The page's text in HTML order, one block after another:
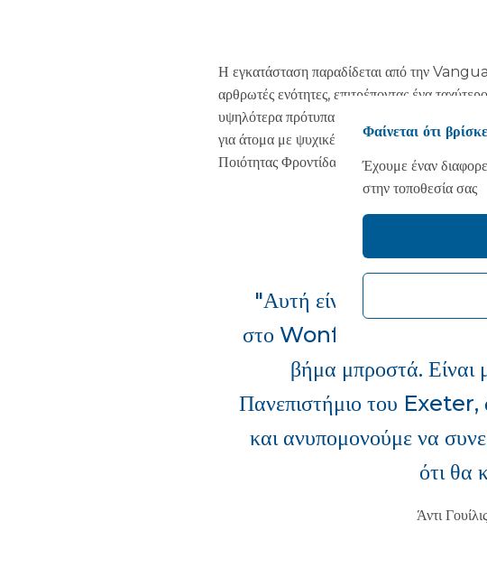
Η εγκατάσταση παραδίδεται από την
αρθρωτές ενότητες, επιτρέποντας ένα
υψηλότερα πρότυπα ποιότητας και
για άτομα με ψυχικές παθήσεις, μαθησιακές
Ποιότητας Φροντίδας, απασχολεί περίπου
"Αυτή είναι μια
στο Wonford και εντός
βήμα μπροστά. Είναι
Πανεπιστήμιο του Exeter,
και ανυπομονούμε να
ότι θα
Άντι
Φαίνεται ότι
Έχουμε έναν
στην τοποθεσία σας